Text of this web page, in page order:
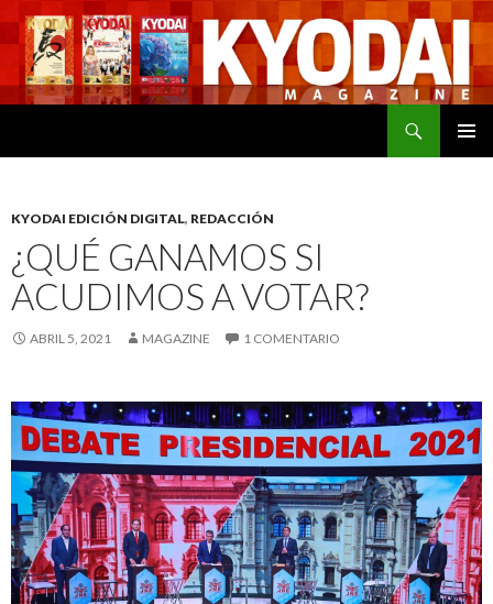
KYODAI EDICIÓN DIGITAL, REDACCIÓN
¿QUÉ GANAMOS SI
ACUDIMOS A VOTAR?
ABRIL 5, 2021 MAGAZINE 1 COMENTARIO